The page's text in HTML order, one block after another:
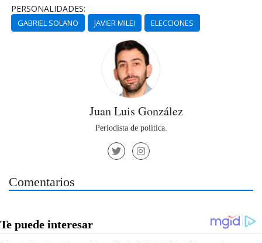
PERSONALIDADES:
GABRIEL SOLANO JAVIER MILEI ELECCIONES
Juan Luis González
Periodista de política.
Comentarios